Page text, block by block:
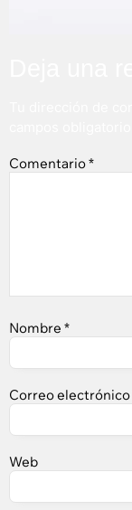
Comentario*
Nombre *
Correo electrónico
Web